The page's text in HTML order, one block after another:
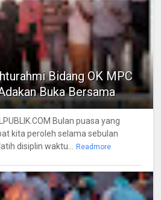
Bidang OK MPC
Buka Bersama
Bulan puasa yang
kita peroleh selama sebulan
disiplin waktu...
Readmore